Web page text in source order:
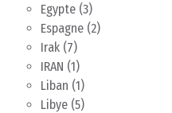
Egypte (3)
Espagne (2)
Irak (7)
IRAN (1)
Liban (1)
Libye (5)